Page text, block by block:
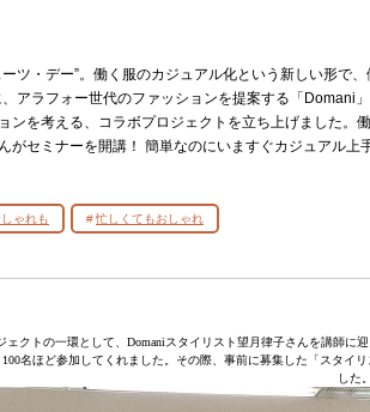
ツ・デー”。働く服のカジュアル化という新しい形で
、アラフォー世代のファッションを提案する「
ンを考える、コラボプロジェクトを立ち上げました
がセミナーを開講！ 簡単なのにいますぐカジュアル
ゃれも 忙しくてもおしゃれ
ェクトの一環として、Domaniスタイリスト望月律子さんを講師
名ほど参加してくれました。その際、事前に募集した「スタイ
した。